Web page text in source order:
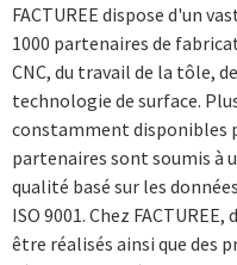
FACTUREE dispose d'un
1000 partenaires de
CNC, du travail de la tôle,
technologie de surface.
constamment disponibles
partenaires sont soumis à
qualité basé sur les
ISO 9001. Chez
être réalisés ainsi que des